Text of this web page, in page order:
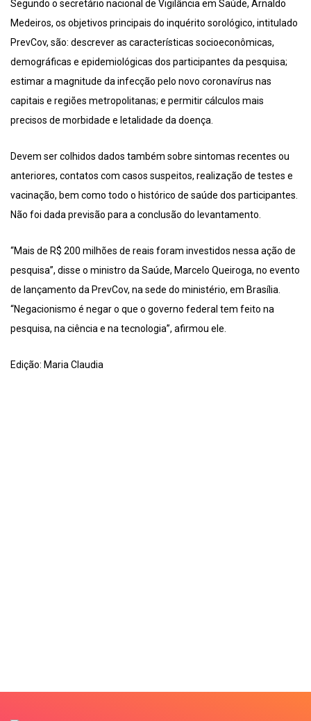
Segundo o secretário nacional de Vigilância em Saúde, Arnaldo
Medeiros, os objetivos principais do inquérito sorológico, intitulado
PrevCov, são: descrever as características socioeconômicas,
demográficas e epidemiológicas dos participantes da pesquisa;
estimar a magnitude da infecção pelo novo coronavírus nas
capitais e regiões metropolitanas; e permitir cálculos mais
precisos de morbidade e letalidade da doença.
Devem ser colhidos dados também sobre sintomas recentes ou
anteriores, contatos com casos suspeitos, realização de testes e
vacinação, bem como todo o histórico de saúde dos participantes.
Não foi dada previsão para a conclusão do levantamento.
“Mais de R$ 200 milhões de reais foram investidos nessa ação de
pesquisa”, disse o ministro da Saúde, Marcelo Queiroga, no evento
de lançamento da PrevCov, na sede do ministério, em Brasília.
“Negacionismo é negar o que o governo federal tem feito na
pesquisa, na ciência e na tecnologia”, afirmou ele.
Edição: Maria Claudia